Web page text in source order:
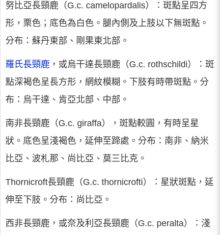
努比亞長頸鹿 （G.c. camelopardalis）：斑點呈四方
形，栗色；底色為白色。腿內側及上肢以下無斑點。
分布：蘇丹東部、剛果東北部。
羅氏長頸鹿 ，或烏干達長頸鹿（G.c. rothschildi）：斑
點深褐色呈長方形，網紋模糊。下肢有時帶斑點。分
布：烏干達、肯亞北部、中部。
南非長頸鹿 （G.c. giraffa），斑點較圓，有時呈星
狀。底色呈淺褐色，延伸至蹄處。分布：南非、納米
比亞、波札那、尚比亞、莫三比克。
Thornicroft長頸鹿 （G.c. thornicrofti）：星狀斑點，延
伸至下肢。分布：尚比亞。
西非長頸鹿 ，或奈及利亞長頸鹿（G.c. peralta）：淺